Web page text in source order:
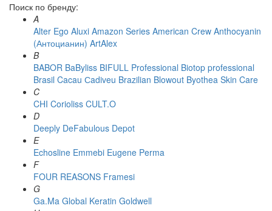
Поиск по бренду:
A
Alter Ego Aluxi Amazon Series American Crew Anthocyanin
(Антоцианин) ArtAlex
B
BABOR BaByliss BIFULL Professional Biotop professional
Brasil Cacau Сadiveu Brazilian Blowout Byothea Skin Care
C
CHI Corioliss CULT.O
D
Deeply DeFabulous Depot
E
Echosline Emmebi Eugene Perma
F
FOUR REASONS Framesi
G
Ga.Ma Global Keratin Goldwell